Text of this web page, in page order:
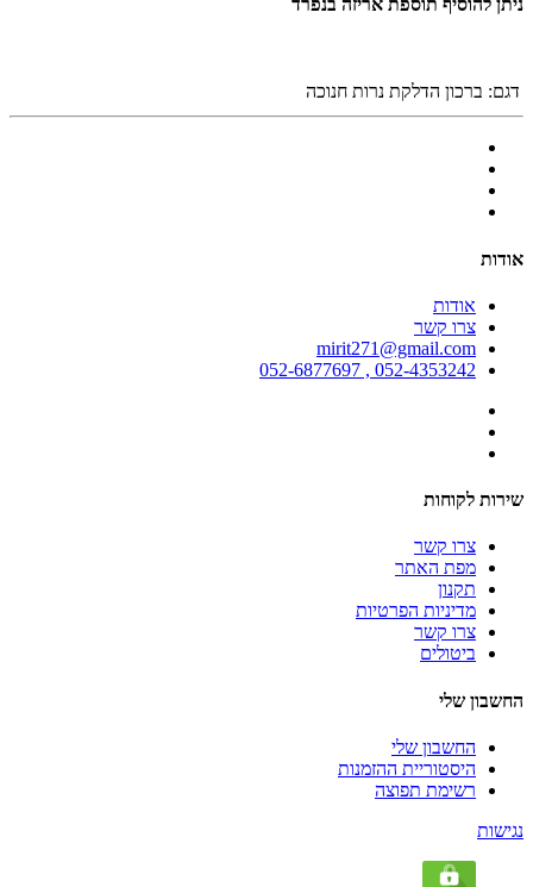
ניתן להוסיף תוספת אריזה בנפרד
דגם: ברכון הדלקת נרות חנוכה
אודות
אודות
צרו קשר
mirit271@gmail.com
052-4353242 , 052-6877697
שירות לקוחות
צרו קשר
מפת האתר
תקנון
מדיניות הפרטיות
צרו קשר
ביטולים
החשבון שלי
החשבון שלי
היסטוריית ההזמנות
רשימת תפוצה
נגישות